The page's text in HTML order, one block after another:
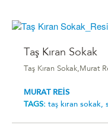
Taş Kıran Sokak
Taş Kıran Sokak,Murat
MURAT REİS
TAGS: taş kıran sokak,